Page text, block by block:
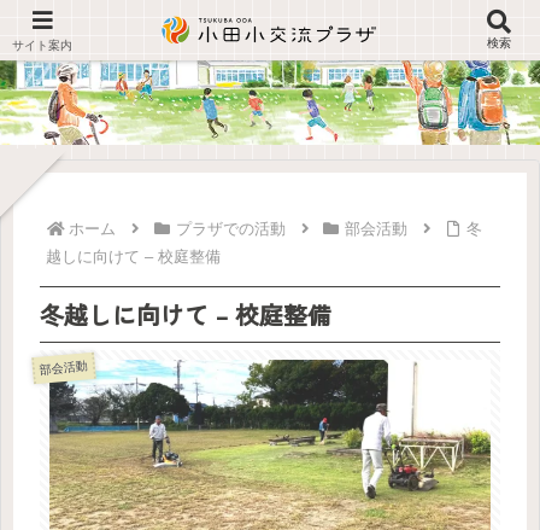
ホーム プラザでの活動 部会活動
冬
越しに向けて – 校庭整備
冬越しに向けて – 校庭整備
部会活動
検索